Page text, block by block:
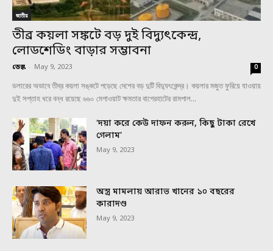
জাতীয়
তীব্র কয়লা সঙ্কটে বড় দুই বিদ্যুৎকেন্দ্র,
লোডশেডিং বাড়ার সম্ভাবনা
ডেস্ক - May 9, 2023 0
ডলারের অভাবে তীব্র কয়লা সঙ্কটে পড়েছে দেশের বড় দুটি বিদ্যুৎকেন্দ্র। কয়লার মজুত ফুরিয়ে যাওয়ায়
দুই সপ্তাহ ধরে বন্ধ রয়েছে ৬৬০ মেগাওয়াট ক্ষমতার বাগেরহাটের রামপাল...
‘দয়া করে কেউ দাফন করুন, কিছু টাকা রেখে
গেলাম’
May 9, 2023
অস্ত্র মামলায় আরাভ খানের ১০ বছরের
কারাদণ্ড
May 9, 2023